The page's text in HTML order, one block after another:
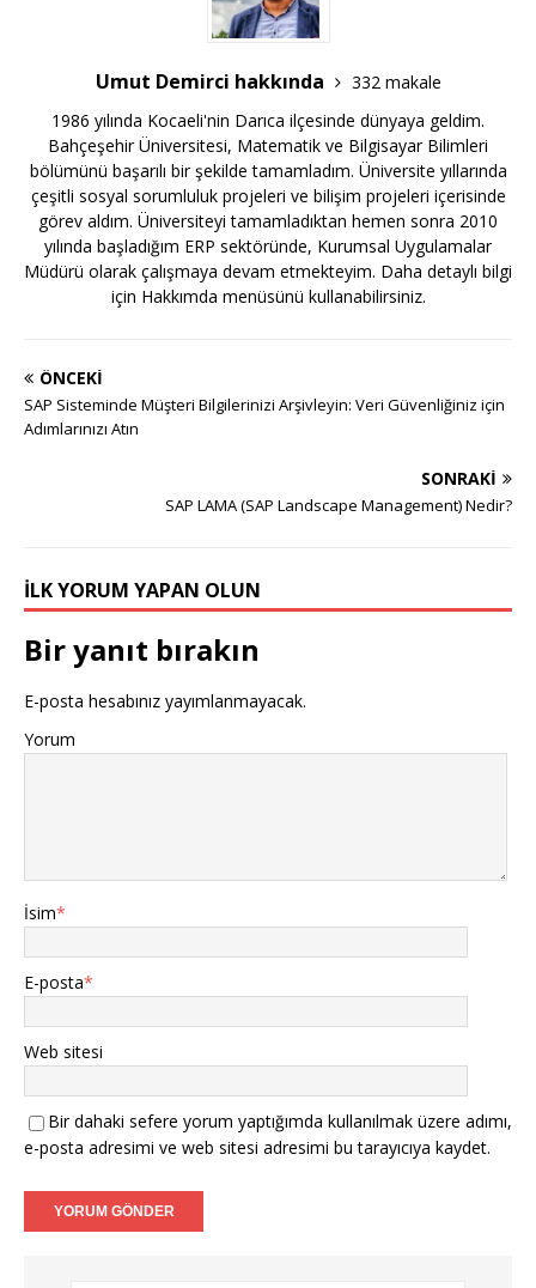
Umut Demirci hakkında
332 makale
1986 yılında Kocaeli'nin Darıca ilçesinde dünyaya geldim.
Bahçeşehir Üniversitesi, Matematik ve Bilgisayar Bilimleri
bölümünü başarılı bir şekilde tamamladım. Üniversite yıllarında
çeşitli sosyal sorumluluk projeleri ve bilişim projeleri içerisinde
görev aldım. Üniversiteyi tamamladıktan hemen sonra 2010
yılında başladığım ERP sektöründe, Kurumsal Uygulamalar
Müdürü olarak çalışmaya devam etmekteyim. Daha detaylı bilgi
için Hakkımda menüsünü kullanabilirsiniz.
ÖNCEKI
SAP Sisteminde Müşteri Bilgilerinizi Arşivleyin: Veri Güvenliğiniz için
Adımlarınızı Atın
SONRAKI
SAP LAMA (SAP Landscape Management) Nedir?
İLK YORUM YAPAN OLUN
Bir yanıt bırakın
E-posta hesabınız yayımlanmayacak.
Yorum
İsim*
E-posta*
Web sitesi
Bir dahaki sefere yorum yaptığımda kullanılmak üzere adımı,
e-posta adresimi ve web sitesi adresimi bu tarayıcıya kaydet.